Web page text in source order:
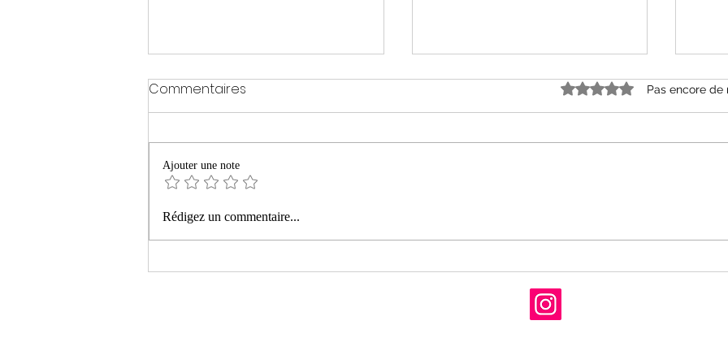
« La montagne ardente »
de Philippe Manevy aux
d’Alice Ferney aux Editions
Commentaires Noté 0 étoile sur 5.Pas encore de
Ajouter une note
Rédigez un commentaire...